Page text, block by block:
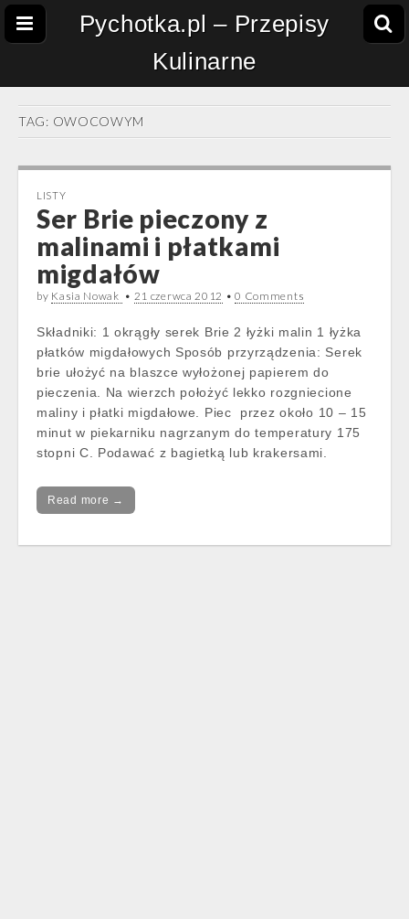
Pychotka.pl – Przepisy
Kulinarne
TAG: OWOCOWYM
LISTY
Ser Brie pieczony z
malinami i płatkami
migdałów
by Kasia Nowak • 21 czerwca 2012 •0 Comments
Składniki: 1 okrągły serek Brie 2 łyżki malin 1 łyżka
płatków migdałowych Sposób przyrządzenia: Serek
brie ułożyć na blaszce wyłożonej papierem do
pieczenia. Na wierzch położyć lekko rozgniecione
maliny i płatki migdałowe. Piec przez około 10 – 15
minut w piekarniku nagrzanym do temperatury 175
stopni C. Podawać z bagietką lub krakersami.
Read more →